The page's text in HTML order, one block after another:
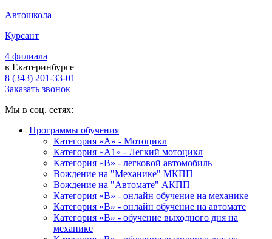
Автошкола
Курсант
4 филиала
в Екатеринбурге
8 (343) 201-33-01
Заказать звонок
Мы в соц. сетях:
Программы обучения
Категория «А» - Мотоцикл
Категория «A1» - Легкий мотоцикл
Категория «B» - легковой автомобиль
Вождение на "Механике" МКПП
Вождение на "Автомате" АКПП
Категория «B» - онлайн обучение на механике
Категория «B» - онлайн обучение на автомате
Категория «B» - обучение выходного дня на
механике